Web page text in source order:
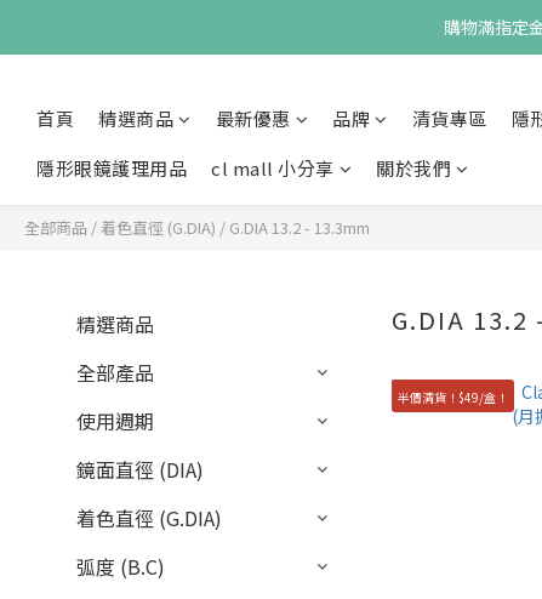
購物滿指定
首頁 精選商品 最新優惠 品牌 清貨專區
隱
隱形眼鏡護理用品
cl mall 小分享 關於我們
全部商品 /着色直徑 (G.DIA) / G.DIA 13.2 - 13.3mm
精選商品
全部產品
使用週期
鏡面直徑 (DIA)
着色直徑 (G.DIA)
弧度 (B.C)
G.DIA 13.2
半價清貨！$49/盒！